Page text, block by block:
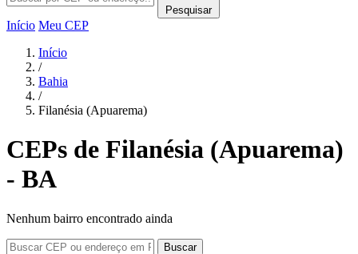
Pesquisar
Início Meu CEP
Início
/
Bahia
/
Filanésia (Apuarema)
CEPs de Filanésia (Apuarema)
- BA
Nenhum bairro encontrado ainda
Buscar